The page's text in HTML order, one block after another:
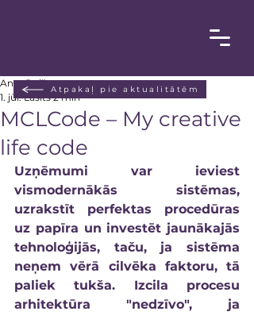
MCLCode – My creative
life code
Anta Poiša
1. jūl. Lasīts 2 min
Uzņēmumi var ieviest
vismodernākās sistēmas,
uzrakstīt perfektas procedūras
uz papīra un investēt jaunākajās
tehnoloģijās, taču, ja sistēma
neņem vērā cilvēka faktoru, tā
paliek tukša. Izcila procesu
arhitektūra "nedzīvo", ja
Atpakaļ pie aktualitātēm